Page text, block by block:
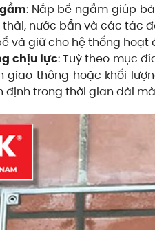
: Nắp bể ngầm giúp
thải, nước bẩn và các tác
và giữ cho hệ thống hoạt
chịu lực: Tuỳ theo mục
giao thông hoặc khối
định trong thời gian dài